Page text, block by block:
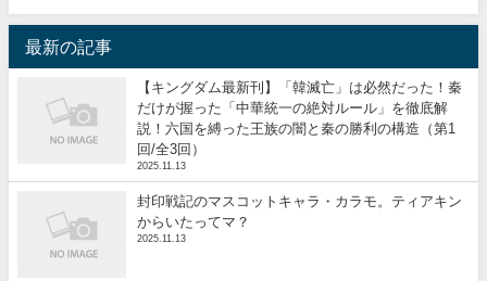
最新の記事
【キングダム最新刊】「韓滅亡」は必然だった！秦
だけが握った「中華統一の絶対ルール」を徹底解
説！六国を縛った王族の闇と秦の勝利の構造（第1
回/全3回）
2025.11.13
封印戦記のマスコットキャラ・カラモ。ティアキン
からいたってマ？
2025.11.13